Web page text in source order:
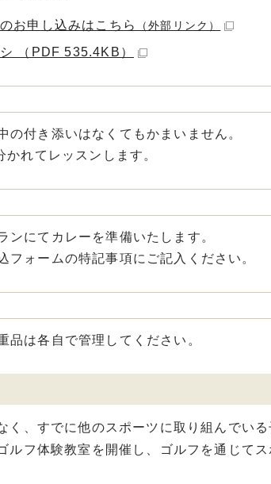
お申し込みはこちら （外部リンク）
（PDF 535.4KB）
の付き添いはなくてもかまいません。
れてレッスンします。
ンにてカレーを準備いたします。
フォームの特記事項にご記入ください。
品は各自で管理してください。
、すでに他のスポーツに取り組んでい
ルフ体験教室を開催し、ゴルフを通じて